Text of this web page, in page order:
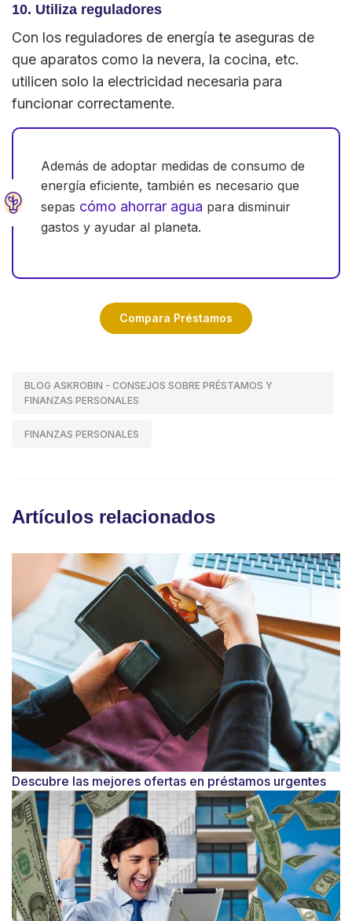
10. Utiliza reguladores
Con los reguladores de energía te aseguras de
que aparatos como la nevera, la cocina, etc.
utilicen solo la electricidad necesaria para
funcionar correctamente.
Además de adoptar medidas de consumo de
energía eficiente, también es necesario que
sepas cómo ahorrar agua para disminuir
gastos y ayudar al planeta.
Compara Préstamos
BLOG ASKROBIN - CONSEJOS SOBRE PRÉSTAMOS Y
FINANZAS PERSONALES
FINANZAS PERSONALES
Artículos relacionados
Descubre las mejores ofertas en préstamos urgentes